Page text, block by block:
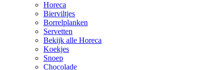
Horeca
Bierviltjes
Borrelplanken
Servetten
Bekijk alle Horeca
Koekjes
Snoep
Chocolade